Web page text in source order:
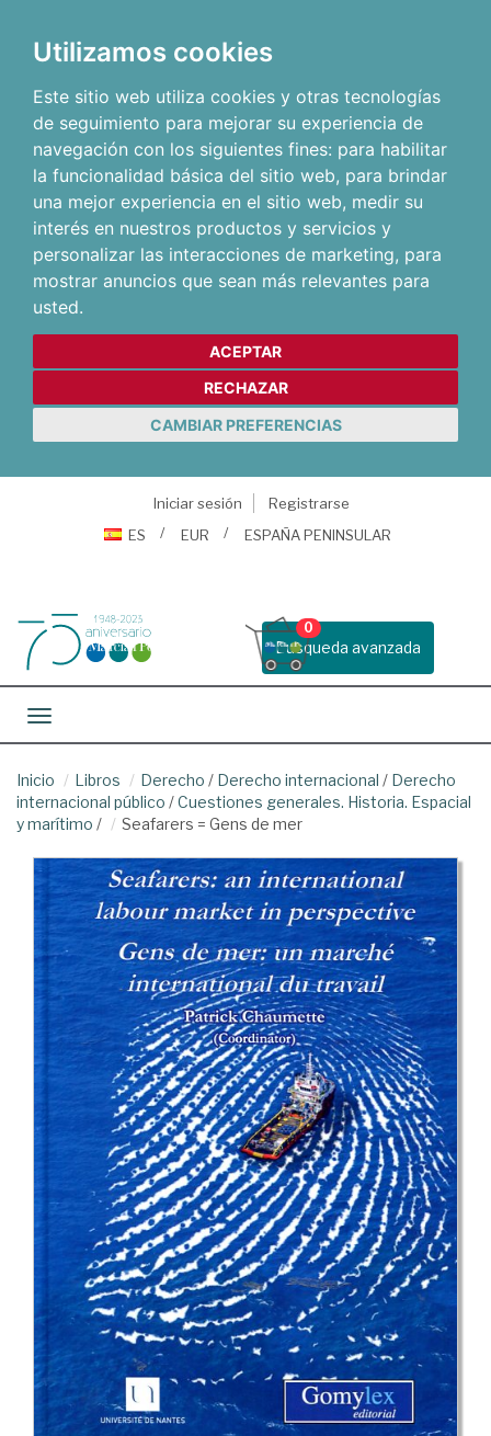
Utilizamos cookies
Este sitio web utiliza cookies y otras tecnologías
de seguimiento para mejorar su experiencia de
navegación con los siguientes fines: para habilitar
la funcionalidad básica del sitio web, para brindar
una mejor experiencia en el sitio web, medir su
interés en nuestros productos y servicios y
personalizar las interacciones de marketing, para
mostrar anuncios que sean más relevantes para
usted.
ACEPTAR
RECHAZAR
CAMBIAR PREFERENCIAS
Iniciar sesión
Registrarse
ES
EUR ESPAÑA PENINSULAR
Busqueda avanzada
0
Toggle navigation
Inicio Libros Derecho / Derecho internacional / Derecho
internacional público /Cuestiones generales. Historia. Espacial
y marítimo / Seafarers = Gens de mer